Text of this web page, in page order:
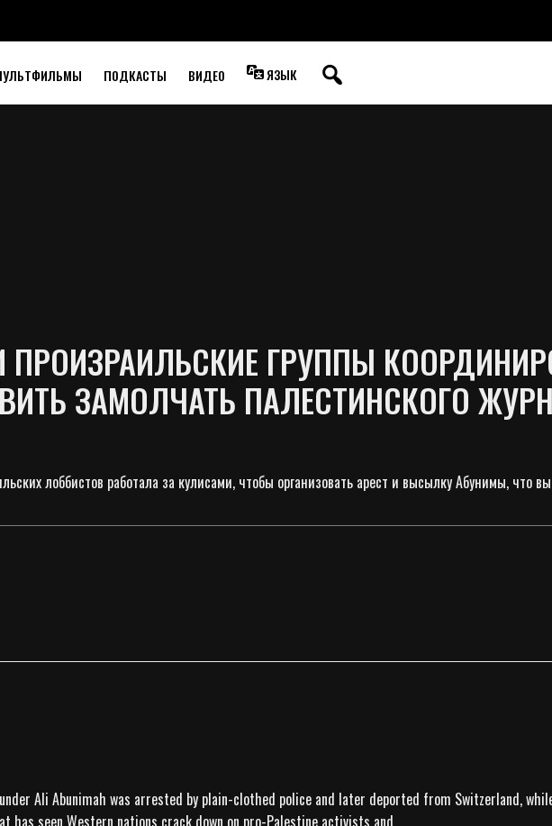
ПОДКАСТЫ ВИДЕО ЯЗЫК
MEDIA
ПРОИЗРАИЛЬСКИЕ ГРУППЫ
ЗАМОЛЧАТЬ ПАЛЕСТИНСКОГО
лоббистов работала за кулисами, чтобы организовать арест и высылку Абунимы, что
Ali Abunimah was arrested by plain-clothed police and later deported from Switzerland,
seen Western nations crack down on pro-Palestine activists and